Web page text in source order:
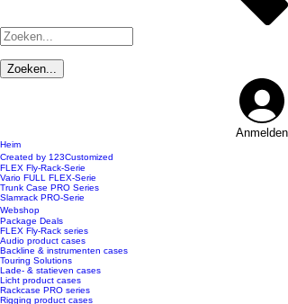
Anmelden
Heim
Created by 123Customized
FLEX Fly-Rack-Serie
Vario FULL FLEX-Serie
Trunk Case PRO Series
Slamrack PRO-Serie
Webshop
Package Deals
FLEX Fly-Rack series
Audio product cases
Backline & instrumenten cases
Touring Solutions
Lade- & statieven cases
Licht product cases
Rackcase PRO series
Rigging product cases